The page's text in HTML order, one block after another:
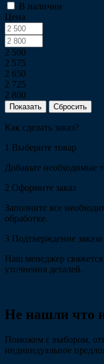
В наличии
Цена
2 500
2 575
2 650
2 725
2 800
Сбросить
Как сделать заказ?
1 Выберите товар
Добавьте необходимые
2 Оформите заказ
Заполните все
обработке.
3 Подтверждение заказа
Наш менеджер
уточнения деталей.
Не нашли что
Поможем с выбором,
индивидуальное